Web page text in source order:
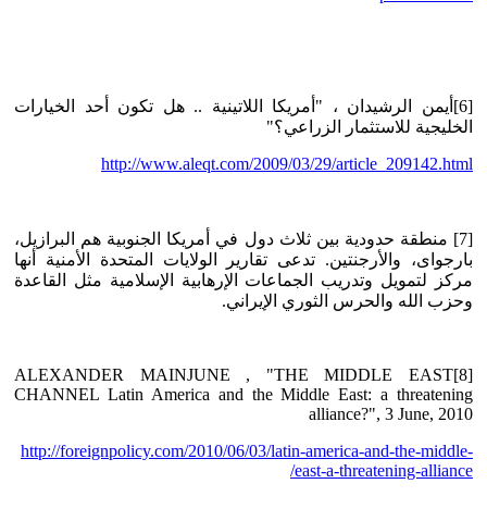
[6]أيمن الرشيدان ، "أمريكا اللاتينية .. هل تكون أحد الخيارات
الخليجية للاستثمار الزراعي؟"
http://www.aleqt.com/2009/03/29/article_209142.html
[7] منطقة حدودية بين ثلاث دول في أمريكا الجنوبية هم البرازيل،
بارجواى، والأرجنتين. تدعى تقارير الولايات المتحدة الأمنية أنها
مركز لتمويل وتدريب الجماعات الإرهابية الإسلامية مثل القاعدة
وحزب الله والحرس الثوري الإيراني.
[8]ALEXANDER MAINJUNE , "THE MIDDLE EAST
CHANNEL Latin America and the Middle East: a threatening
alliance?", 3 June, 2010
http://foreignpolicy.com/2010/06/03/latin-america-and-the-middle-
east-a-threatening-alliance/